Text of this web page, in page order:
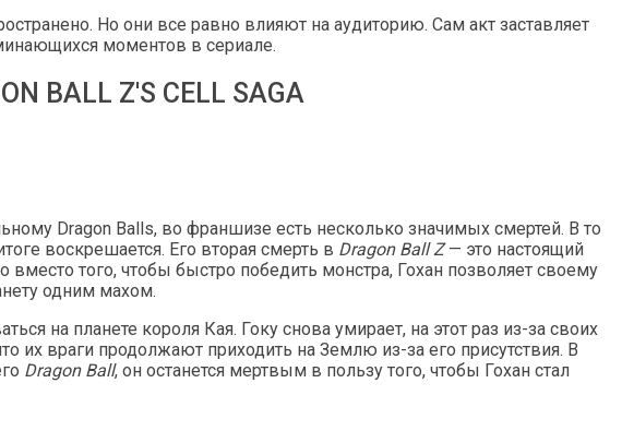
Но они все равно влияют на аудиторию. Сам акт заставляет
моментов в сериале.
BALL Z'S CELL SAGA
Dragon Balls, во франшизе есть несколько значимых смертей. В то
воскрешается. Его вторая смерть в Dragon Ball Z— это настоящий
того, чтобы быстро победить монстра, Гохан позволяет своему
одним махом.
на планете короля Кая. Гоку снова умирает, на этот раз из-за своих
их враги продолжают приходить на Землю из-за его присутствия. В
Dragon Ball, он останется мертвым в пользу того, чтобы Гохан стал